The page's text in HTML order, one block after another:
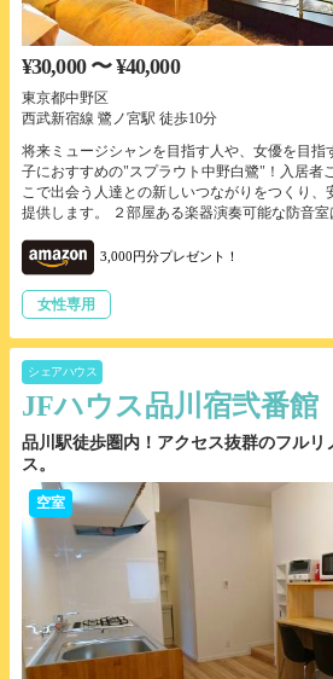
¥30,000 〜 ¥40,000
東京都中野区
西武新宿線 鷺ノ宮駅 徒歩10分
将来ミュージシャンを目指す人や、女優を目指
子におすすめの"スプラウト中野白鷺"！入居者
こで出会う人達との新しいつながりをつくり
提供します。 ２部屋ある楽器演奏可能な防音室
3,000円分プレゼント！
女性専用
シェアハウス
JFハウス品川宿弐番館
品川駅徒歩圏内！アクセス抜群のフルリ
ス。
空室